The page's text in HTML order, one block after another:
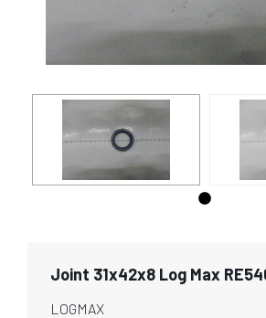
Joint 31x42x8 Log Max
LOGMAX